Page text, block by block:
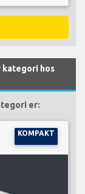
hos
er:
KOMPAKT